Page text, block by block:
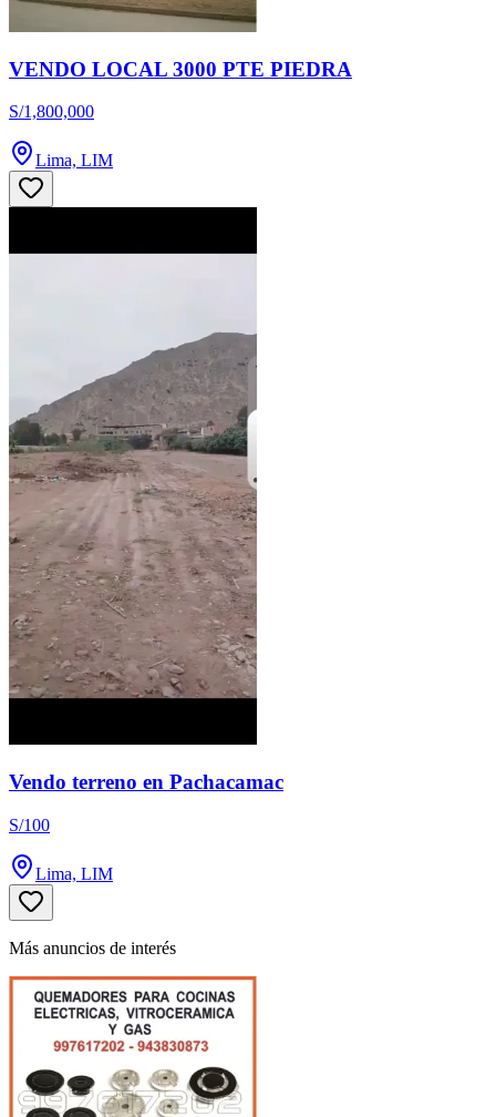
VENDO LOCAL 3000 PTE PIEDRA
S/1,800,000
Lima, LIM
Vendo terreno en Pachacamac
S/100
Lima, LIM
Más anuncios de interés